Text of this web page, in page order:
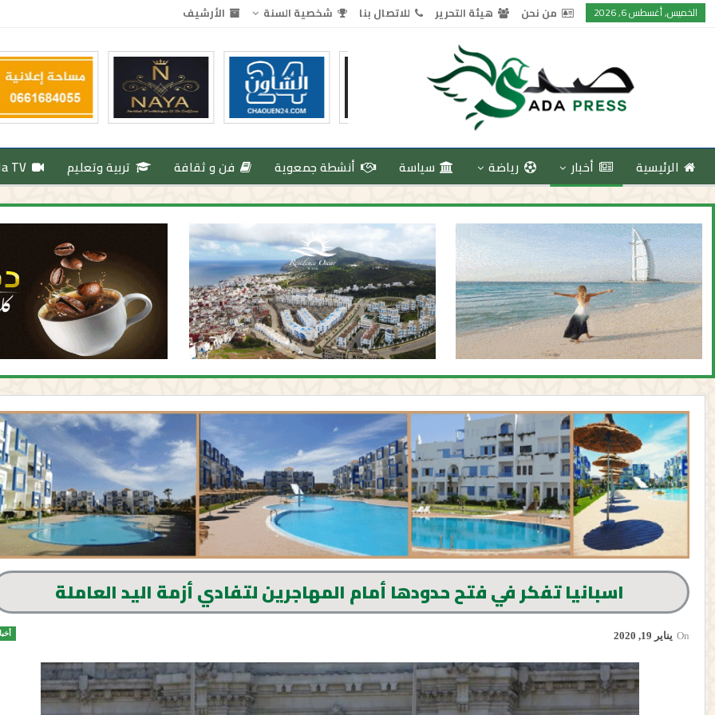
الخميس, أغسطس 6, 2026 من نحن هيئة التحرير للاتصال بنا شخصية السنة الأرشيف
الرئيسية أخبار رياضة سياسة أنشطة جمعوية فن و ثقافة تربية وتعليم TV
اسبانيا تفكر في فتح حدودها أمام المهاجرين لتفادي أزمة اليد العاملة
On يناير 19, 2020